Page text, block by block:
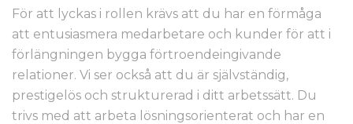
För att lyckas i rollen krävs att du har en förmåga
att entusiasmera medarbetare och kunder för att i
förlängningen bygga förtroendeingivande
relationer. Vi ser också att du är självständig,
prestigelös och strukturerad i ditt arbetssätt. Du
trivs med att arbeta lösningsorienterat och har en